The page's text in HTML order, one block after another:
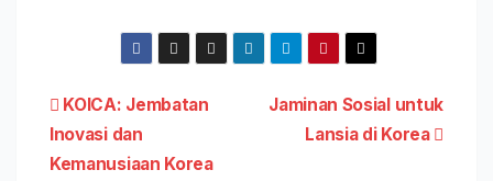
Post
navigation
Jaminan Sosial untuk
Lansia di Korea
KOICA: Jembatan
Inovasi dan
Kemanusiaan Korea